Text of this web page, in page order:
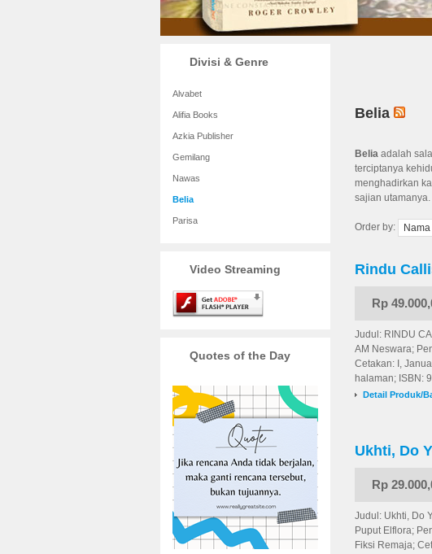
Belia
Belia adalah
terciptanya
menghadirkan
sajian utamanya.
Order by:
Rindu
Rp
Judul: RINDU
AM Neswara;
Cetakan: I,
halaman; ISBN:
Detail Produk/
Ukhti, Do
Rp
Judul: Ukhti, Do
Puput Elflora;
Fiksi Remaja;
Divisi & Genre
Alvabet
Alifia Books
Azkia Publisher
Gemilang
Nawas
Belia
Parisa
Video Streaming
Quotes of the Day